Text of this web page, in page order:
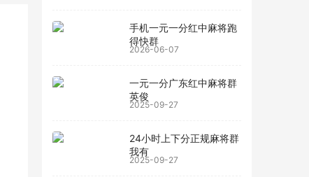
手机一元一分红中麻将跑
得快群
2026-06-07
一元一分广东红中麻将群
英俊
2025-09-27
24小时上下分正规麻将群
我有
2025-09-27